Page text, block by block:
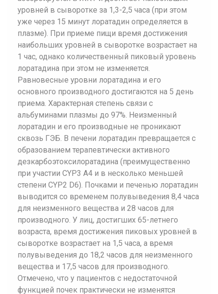
уровней в сыворотке за 1,3-2,5 часа (при этом
уже через 15 минут лоратадин определяется в
плазме). При приеме пищи время достижения
наибольших уровней в сыворотке возрастает на
1 час, однако количественный пиковый уровень
лоратадина при этом не изменяется.
Равновесные уровни лоратадина и его
основного производного достигаются на 5 день
приема. Характерная степень связи с
альбуминами плазмы до 97%. Неизменный
лоратадин и его производные не проникают
сквозь ГЭБ. В печени лоратадин превращается с
образованием терапевтически активного
дезкарбоэтоксилоратадина (преимущественно
при участии CYP3 A4 и в несколько меньшей
степени CYP2 D6). Почками и печенью лоратадин
выводится со временем полувыведения 8,4 часа
для неизменного вещества и 28 часов для
производного. У лиц, достигших 65-летнего
возраста, время достижения пиковых уровней в
сыворотке возрастает на 1,5 часа, а время
полувыведения до 18,2 часов для неизменного
вещества и 17,5 часов для производного.
Отмечено, что у пациентов с недостаточной
функцией почек практически не изменятся